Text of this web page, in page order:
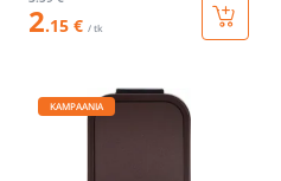
2.15 € / tk
KAMPAANIA